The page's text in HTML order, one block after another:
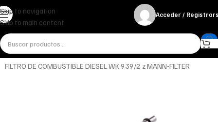
Skip to navigation
Skip to main content
Acceder /
InicioMiscelánea - otrosOtros
FILTRO DE COMBUSTIBLE DIESEL WK 939/2 z MANN-FILTER